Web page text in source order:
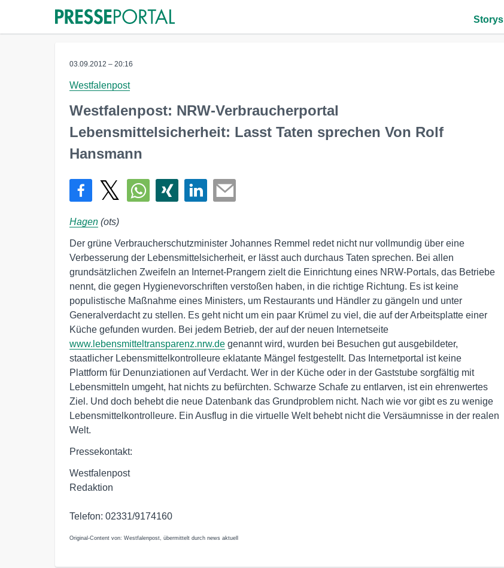
Storys
03.09.2012 – 20:16
Westfalenpost
Westfalenpost: NRW-Verbraucherportal
Lebensmittelsicherheit: Lasst Taten sprechen Von Rolf
Hansmann
Hagen (ots)
Der grüne Verbraucherschutzminister Johannes Remmel redet nicht nur vollmundig über eine
Verbesserung der Lebensmittelsicherheit, er lässt auch durchaus Taten sprechen. Bei allen
grundsätzlichen Zweifeln an Internet-Prangern zielt die Einrichtung eines NRW-Portals, das Betriebe
nennt, die gegen Hygienevorschriften verstoßen haben, in die richtige Richtung. Es ist keine
populistische Maßnahme eines Ministers, um Restaurants und Händler zu gängeln und unter
Generalverdacht zu stellen. Es geht nicht um ein paar Krümel zu viel, die auf der Arbeitsplatte einer
Küche gefunden wurden. Bei jedem Betrieb, der auf der neuen Internetseite
www.lebensmitteltransparenz.nrw.de genannt wird, wurden bei Besuchen gut ausgebildeter,
staatlicher Lebensmittelkontrolleure eklatante Mängel festgestellt. Das Internetportal ist keine
Plattform für Denunziationen auf Verdacht. Wer in der Küche oder in der Gaststube sorgfältig mit
Lebensmitteln umgeht, hat nichts zu befürchten. Schwarze Schafe zu entlarven, ist ein ehrenwertes
Ziel. Und doch behebt die neue Datenbank das Grundproblem nicht. Nach wie vor gibt es zu wenige
Lebensmittelkontrolleure. Ein Ausflug in die virtuelle Welt behebt nicht die Versäumnisse in der realen
Welt.
Pressekontakt:
Westfalenpost
Redaktion
Telefon: 02331/9174160
Original-Content von: Westfalenpost, übermittelt durch news aktuell